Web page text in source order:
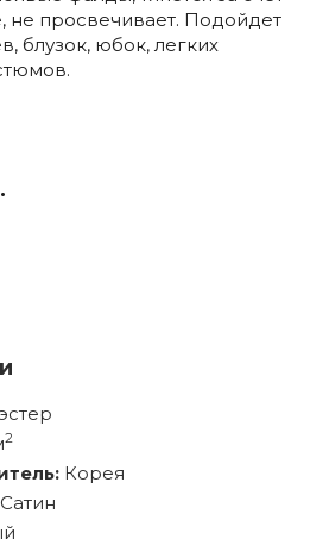
не просвечивает. Подойдет
блузок, юбок, легких
2
Корея